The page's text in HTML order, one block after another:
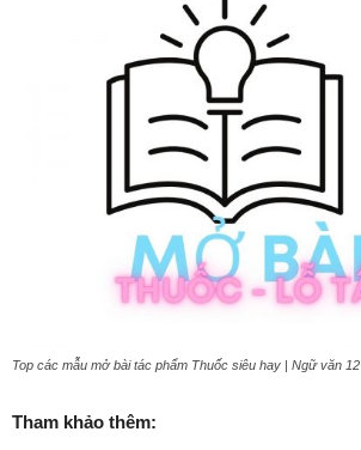
Top các mẫu mở bài tác phẩm Thuốc siêu hay | Ngữ văn 12
Tham khảo thêm: